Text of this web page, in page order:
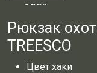
Рюкзак
TREESCO
Цвет хаки